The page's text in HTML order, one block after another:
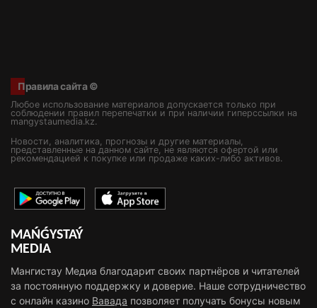
Правила сайта ©
Любое использование материалов допускается только при
соблюдении правил перепечатки и при наличии гиперссылки на
mangystaumedia.kz.
Новости, аналитика, прогнозы и другие материалы,
представленные на данном сайте, не являются офертой или
рекомендацией к покупке или продаже каких-либо активов.
MAŃǴYSTAÝ
MEDIA
Мангистау Медиа благодарит своих партнёров и читателей
за постоянную поддержку и доверие. Наше сотрудничество
с онлайн казино Вавада позволяет получать бонусы новым